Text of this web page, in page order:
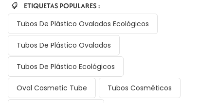
ETIQUETAS POPULARES :
Tubos De Plástico Ovalados Ecológicos
Tubos De Plástico Ovalados
Tubos De Plástico Ecológicos
Oval Cosmetic Tube Tubos Cosméticos